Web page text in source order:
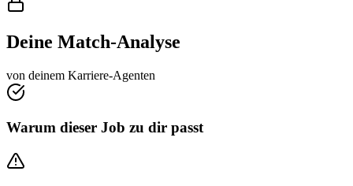
Deine Match-Analyse
von deinem Karriere-Agenten
Warum dieser Job zu dir passt